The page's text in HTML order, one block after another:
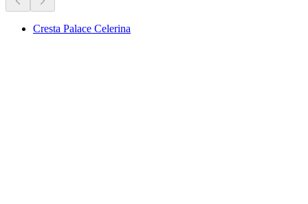
Cresta Palace Celerina